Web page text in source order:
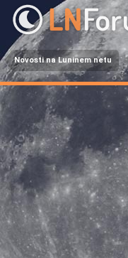
Novosti na Luninem netu